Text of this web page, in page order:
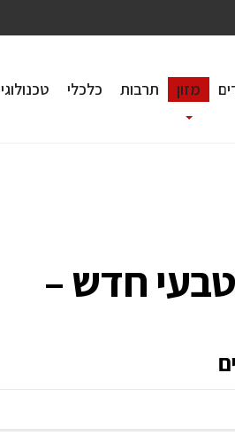
מזון תרבות כלכלי טכנולוגי
חדש –